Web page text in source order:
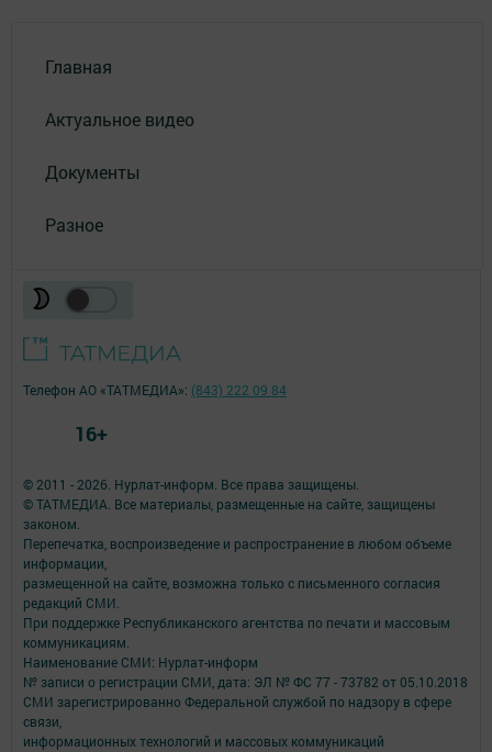
Главная
Актуальное видео
Документы
Разное
© 2011 - 2026. Нурлат-⁠информ. Все права защищены.
© ТАТМЕДИА. Все материалы, размещенные на сайте, защищены
законом.
Перепечатка, воспроизведение и распространение в любом объеме
информации,
размещенной на сайте, возможна только с письменного согласия
редакций СМИ.
При поддержке Республиканского агентства по печати и массовым
коммуникациям.
Наименование СМИ: Нурлат-⁠информ
№ записи о регистрации СМИ, дата: ЭЛ № ФС 77 -⁠ 73782 от 05.10.2018
СМИ зарегистрированно Федеральной службой по надзору в сфере
связи,
информационных технологий и массовых коммуникаций
Телефон АО «ТАТМЕДИА»: (843) 222 09 84
16+